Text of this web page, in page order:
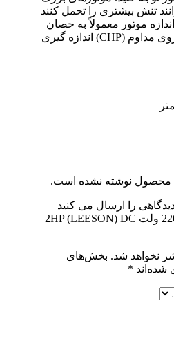
تنش بیشتری را تحمل کنند
موتور معمولاً به حصان
نیرو (HP) یا حصان نیروی مداوم (CHP) اندازه گیری
محصول نوشته نشده است.
را ارسال می کنید
برای “موتور تردمیل 220 ولت 2HP (LEESON) DC
نخواهد شد. بخش‌های
شده‌اند *